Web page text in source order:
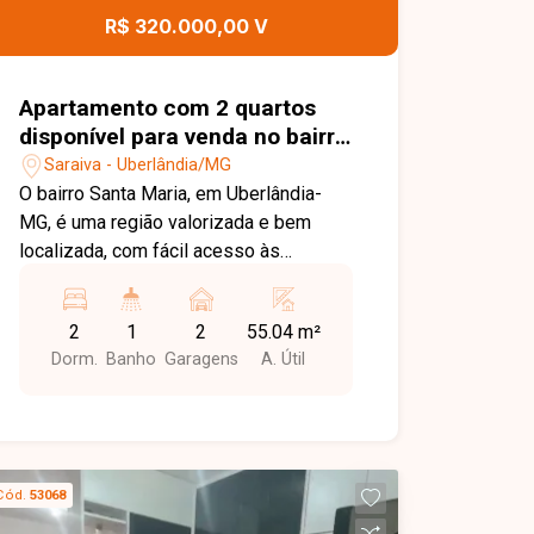
excelente oportunidade para morar em
regiões que mais crescem em
Uberlândia. Entre em contato e agende
sua visita!
R$ 320.000,00 V
Apartamento com 2 quartos
disponível para venda no bairro
Santa Maria em Uberlândia-MG
Saraiva - Uberlândia/MG
O bairro Santa Maria, em Uberlândia-
MG, é uma região valorizada e bem
localizada, com fácil acesso às
a supermercados, escolas, farmácias,
restaurantes e diversos comércios,
oferece praticidade, conforto e
em 02 ambientes com acesso à
sacada, 02 quartos com armários
2
Dorm.
1
Banho
2
Garagens
55.04 m²
A. Útil
53068